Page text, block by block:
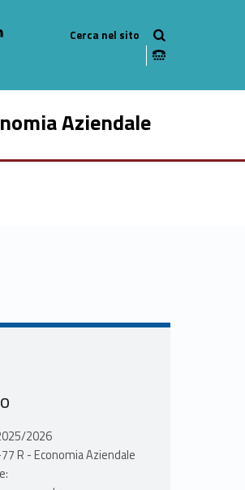
Aziendale
69315-59
on Youtube
2026
R - Economia Aziendale